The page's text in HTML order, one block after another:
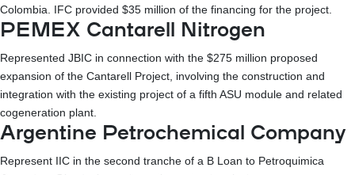
Colombia. IFC provided $35 million of the financing for the project.
PEMEX Cantarell Nitrogen
Represented JBIC in connection with the $275 million proposed
expansion of the Cantarell Project, involving the construction and
integration with the existing project of a fifth ASU module and related
cogeneration plant.
Argentine Petrochemical Company
Represent IIC in the second tranche of a B Loan to Petroquimica